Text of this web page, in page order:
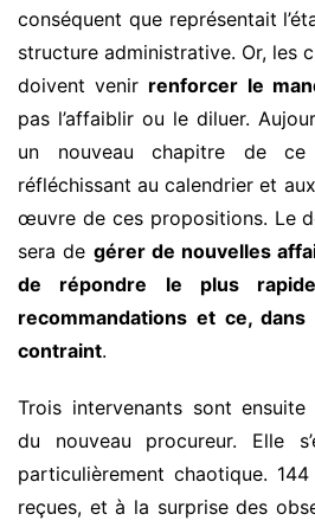
conséquent que représentait
structure administrative. Or, les
doivent venir renforcer le
pas l’affaiblir ou le diluer.
un nouveau chapitre de ce
réfléchissant au calendrier et
œuvre de ces propositions. Le
sera de gérer de nouvelles
de répondre le plus
recommandations et ce,
contraint.
Trois intervenants sont ensuite
du nouveau procureur. Elle
particulièrement chaotique.
reçues, et à la surprise des